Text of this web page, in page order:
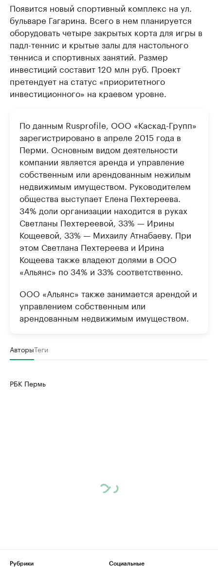
Появится новый спортивный комплекс на ул.
бульваре Гагарина. Всего в нем планируется
оборудовать четыре закрытых корта для игры в
падл-теннис и крытые залы для настольного
тенниса и спортивных занятий. Размер
инвестиций составит 120 млн руб. Проект
претендует на статус «приоритетного
инвестиционного» на краевом уровне.
По данным Rusprofile, ООО «Каскад-Групп»
зарегистрировано в апреле 2015 года в
Перми. Основным видом деятельности
компании является аренда и управление
собственным или арендованным нежилым
недвижимым имуществом. Руководителем
общества выступает Елена Пехтереева.
34% доли организации находится в руках
Светланы Пехтереевой, 33% — Ирины
Кощеевой, 33% — Михаилу Атнабаеву. При
этом Светлана Пехтереева и Ирина
Кощеева также владеют долями в ООО
«Альянс» по 34% и 33% соответственно.
ООО «Альянс» также занимается арендой и
управлением собственным или
арендованным недвижимым имуществом.
АвторыТеги
РБК Пермь
Рубрики
Социальные